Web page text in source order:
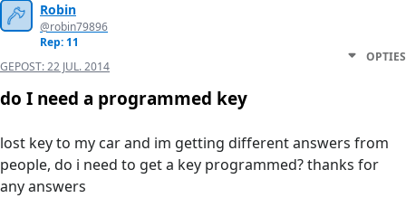
Robin
@robin79896
Rep: 11
GEPOST:22 JUL. 2014
OPTIES
do I need a programmed key
lost key to my car and im getting different answers from
people, do i need to get a key programmed? thanks for
any answers